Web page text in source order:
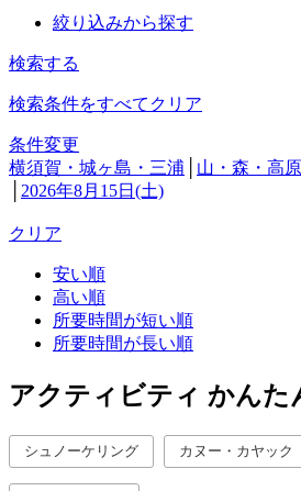
絞り込みから探す
検索する
検索条件をすべてクリア
条件変更
横須賀・城ヶ島・三浦
山・森・高
2026年8月15日(土)
クリア
安い順
高い順
所要時間が短い順
所要時間が長い順
アクティビティ かんた
シュノーケリング カヌー・カヤック